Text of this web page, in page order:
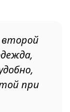
второй
при